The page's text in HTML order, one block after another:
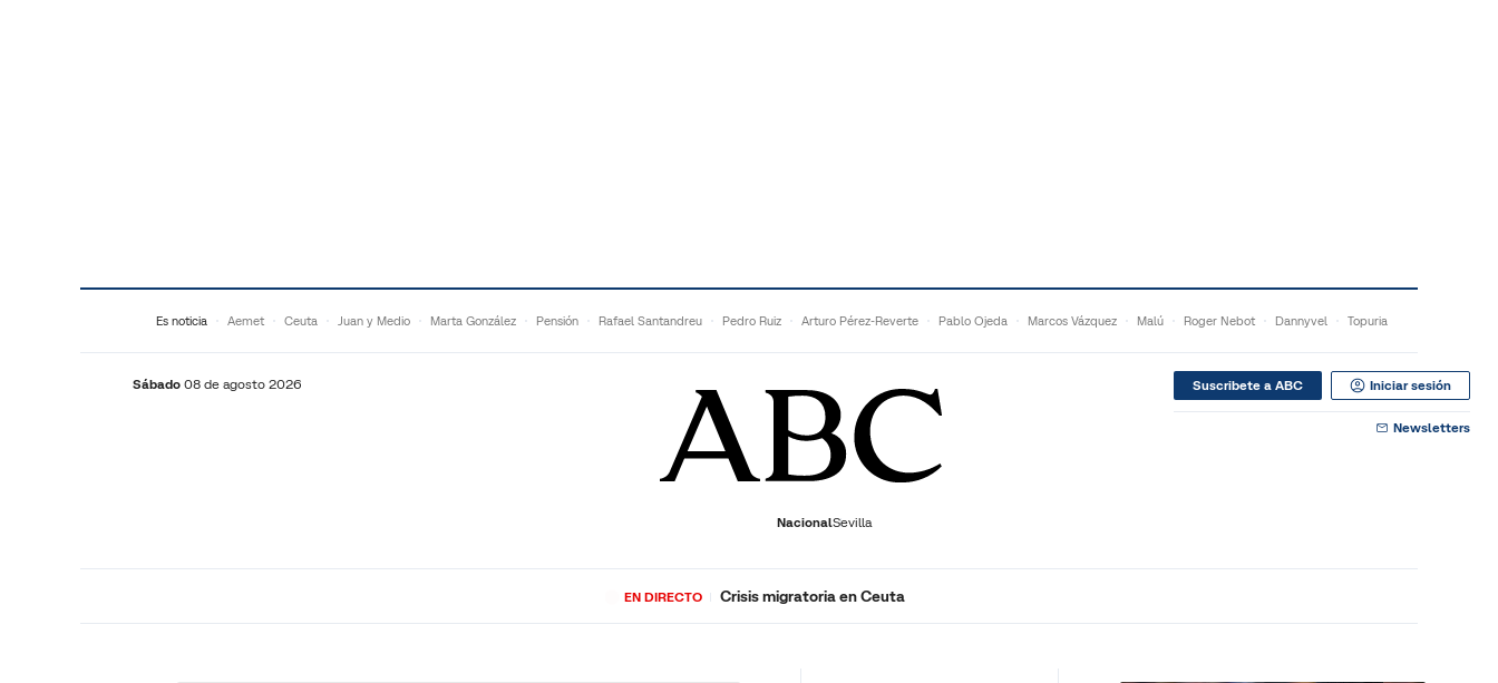
Es noticia Aemet Ceuta Juan y Medio Marta González Pensión Rafael Santandreu Pedro Ruiz Arturo Pérez-Reverte Pablo Ojeda Marcos Vázquez Malú Roger Nebot Dannyvel Topuria
Sábado 08 de agosto 2026
NacionalSevilla
Suscribete a ABC Iniciar sesión
Newsletters
ECONOMÍADEPORTES SOCIEDADCULTURAGENTEPLAY
EN DIRECTO Crisis migratoria en Ceuta